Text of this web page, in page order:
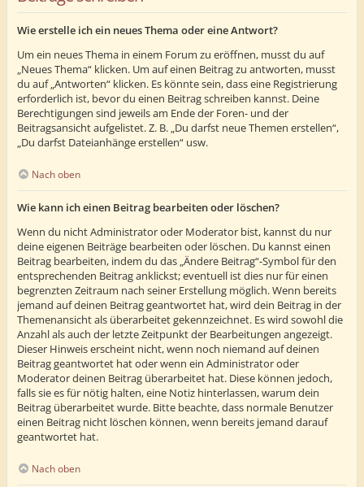
Wie erstelle ich ein neues Thema oder eine Antwort?
Um ein neues Thema in einem Forum zu eröffnen, musst du auf
„Neues Thema“ klicken. Um auf einen Beitrag zu antworten, musst
du auf „Antworten“ klicken. Es könnte sein, dass eine Registrierung
erforderlich ist, bevor du einen Beitrag schreiben kannst. Deine
Berechtigungen sind jeweils am Ende der Foren- und der
Beitragsansicht aufgelistet. Z. B. „Du darfst neue Themen erstellen“,
„Du darfst Dateianhänge erstellen“ usw.
Nach oben
Wie kann ich einen Beitrag bearbeiten oder löschen?
Wenn du nicht Administrator oder Moderator bist, kannst du nur
deine eigenen Beiträge bearbeiten oder löschen. Du kannst einen
Beitrag bearbeiten, indem du das „Ändere Beitrag“-Symbol für den
entsprechenden Beitrag anklickst; eventuell ist dies nur für einen
begrenzten Zeitraum nach seiner Erstellung möglich. Wenn bereits
jemand auf deinen Beitrag geantwortet hat, wird dein Beitrag in der
Themenansicht als überarbeitet gekennzeichnet. Es wird sowohl die
Anzahl als auch der letzte Zeitpunkt der Bearbeitungen angezeigt.
Dieser Hinweis erscheint nicht, wenn noch niemand auf deinen
Beitrag geantwortet hat oder wenn ein Administrator oder
Moderator deinen Beitrag überarbeitet hat. Diese können jedoch,
falls sie es für nötig halten, eine Notiz hinterlassen, warum dein
Beitrag überarbeitet wurde. Bitte beachte, dass normale Benutzer
einen Beitrag nicht löschen können, wenn bereits jemand darauf
geantwortet hat.
Nach oben